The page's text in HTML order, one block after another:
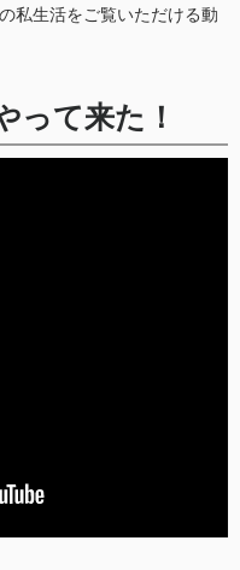
私生活をご覧いただける動
って来た！